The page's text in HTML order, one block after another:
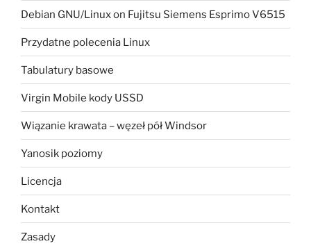
Debian GNU/Linux on Fujitsu Siemens Esprimo V6515
Przydatne polecenia Linux
Tabulatury basowe
Virgin Mobile kody USSD
Wiązanie krawata – węzeł pół Windsor
Yanosik poziomy
Licencja
Kontakt
Zasady